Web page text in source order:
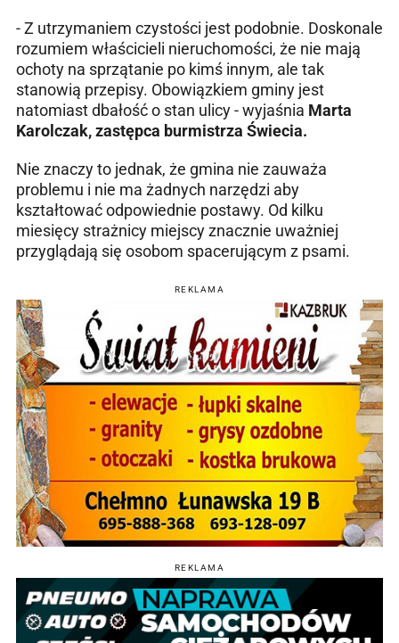
- Z utrzymaniem czystości jest podobnie. Doskonale
rozumiem właścicieli nieruchomości, że nie mają
ochoty na sprzątanie po kimś innym, ale tak
stanowią przepisy. Obowiązkiem gminy jest
natomiast dbałość o stan ulicy - wyjaśnia Marta
Karolczak, zastępca burmistrza Świecia.
Nie znaczy to jednak, że gmina nie zauważa
problemu i nie ma żadnych narzędzi aby
kształtować odpowiednie postawy. Od kilku
miesięcy strażnicy miejscy znacznie uważniej
przyglądają się osobom spacerującym z psami.
REKLAMA
REKLAMA